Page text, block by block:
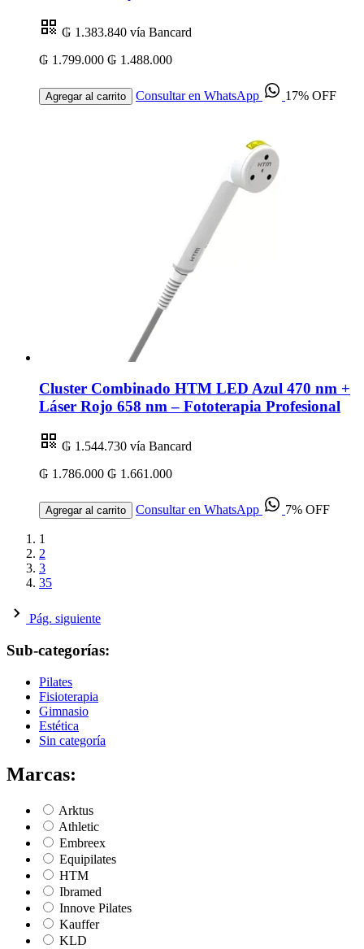
₲ 1.383.840 vía Bancard
₲ 1.799.000 ₲ 1.488.000
Agregar al carrito Consultar en WhatsApp 17% OFF
Cluster Combinado HTM LED Azul 470 nm +
Láser Rojo 658 nm – Fototerapia Profesional
₲ 1.544.730 vía Bancard
₲ 1.786.000 ₲ 1.661.000
Agregar al carrito Consultar en WhatsApp 7% OFF
1
2
3
35
Pág. siguiente
Sub-categorías:
Pilates
Fisioterapia
Gimnasio
Estética
Sin categoría
Marcas:
Arktus
Athletic
Embreex
Equipilates
HTM
Ibramed
Innove Pilates
Kauffer
KLD